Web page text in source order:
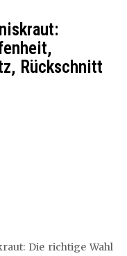
Rückschnitt
Die richtige Wahl